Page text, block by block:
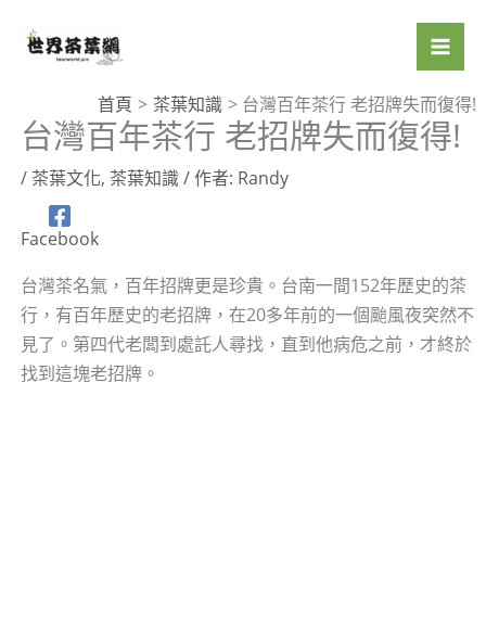
首頁 茶葉知識 台灣百年茶行 老招牌失而復得!
台灣百年茶行 老招牌失而復得!
/ 茶葉文化, 茶葉知識/ 作者: Randy
Facebook
台灣茶名氣，百年招牌更是珍貴。台南一間152年歷史的茶
行，有百年歷史的老招牌，在20多年前的一個颱風夜突然不
見了。第四代老闆到處託人尋找，直到他病危之前，才終於
找到這塊老招牌。